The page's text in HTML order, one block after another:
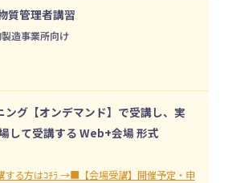
第3節の3 化学物質管理者及び保護具着
正 危険性又は有害性等の調査等に関す
質管理者講習
造事業所向け
グ【オンデマンド】で受講し、実
して受講する Web+会場 形式
する方はｺﾁﾗ →■【会場受講】開催予定・申